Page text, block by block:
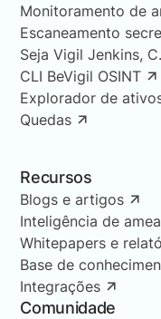
Monitoramento de
Escaneamento
Seja Vigil Jenkins,
CLI BeVigil OSINT
Explorador de
Quedas
Recursos
Blogs e artigos
Inteligência de
Whitepapers e
Base de
Integrações
Comunidade